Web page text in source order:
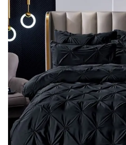
Lenjerii Creponate
Lenjerii de finet Iprimate Digital
Lenjerii de pat Bumbac 100%
Lenjerii de pat Finet + 2 Draperii
Lenjerii de pat Saten 4 piese cu
elastic